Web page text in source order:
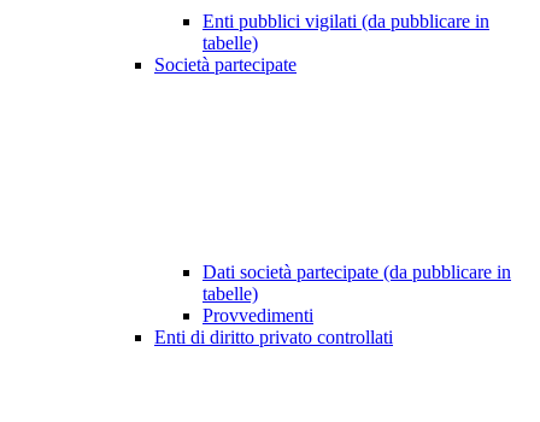
Enti pubblici vigilati (da pubblicare in
tabelle)
Società partecipate
Dati società partecipate (da pubblicare in
tabelle)
Provvedimenti
Enti di diritto privato controllati